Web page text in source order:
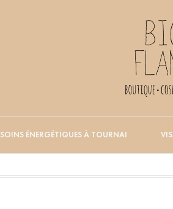
SOINS ÉNERGÉTIQUES À TOURNAI